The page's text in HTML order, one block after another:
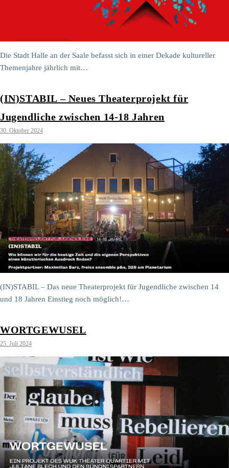
Die Stadt Halle an der Saale befasst sich in einer Dekade kultureller
Themenjahre jährlich mit…
(IN)STABIL – Neues Theaterprojekt für
Jugendliche zwischen 14-18 Jahren
30. Oktober 2024
(IN)STABIL – Das neue Theaterprojekt für Jugendliche zwischen 14
und 18 Jahren Einstieg noch möglich!…
WORTGEWUSEL
25. Juli 2024